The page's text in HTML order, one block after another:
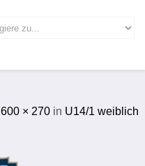
600 × 270 in U14/1 weiblich